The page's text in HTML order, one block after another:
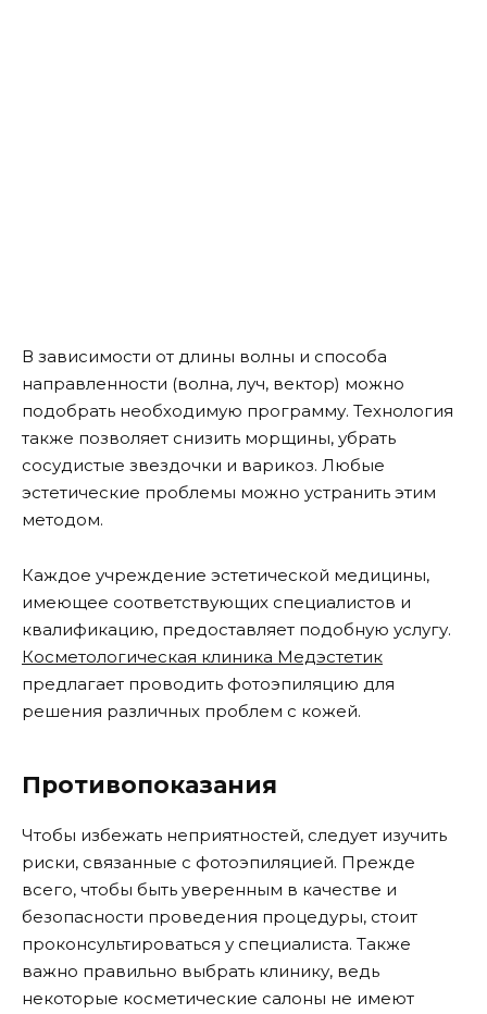
В зависимости от длины волны и способа
направленности (волна, луч, вектор) можно
подобрать необходимую программу. Технология
также позволяет снизить морщины, убрать
сосудистые звездочки и варикоз. Любые
эстетические проблемы можно устранить этим
методом.
Каждое учреждение эстетической медицины,
имеющее соответствующих специалистов и
квалификацию, предоставляет подобную услугу.
Косметологическая клиника Медэстетик
предлагает проводить фотоэпиляцию для
решения различных проблем с кожей.
Противопоказания
Чтобы избежать неприятностей, следует изучить
риски, связанные с фотоэпиляцией. Прежде
всего, чтобы быть уверенным в качестве и
безопасности проведения процедуры, стоит
проконсультироваться у специалиста. Также
важно правильно выбрать клинику, ведь
некоторые косметические салоны не имеют